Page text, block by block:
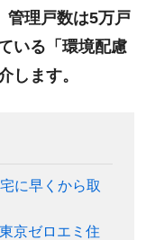
管理戸数は5万戸
いる「環境配慮
します。
に早くから取
京ゼロエミ住